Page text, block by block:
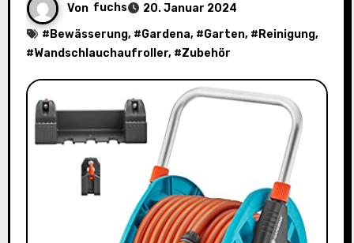
Von fuchs
20. Januar 2024
# Bewässerung, #Gardena, #Garten, # Reinigung,
#Wandschlauchaufroller, #Zubehör